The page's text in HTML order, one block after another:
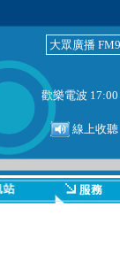
大眾廣播
歡樂電波 17:00
線上收聽